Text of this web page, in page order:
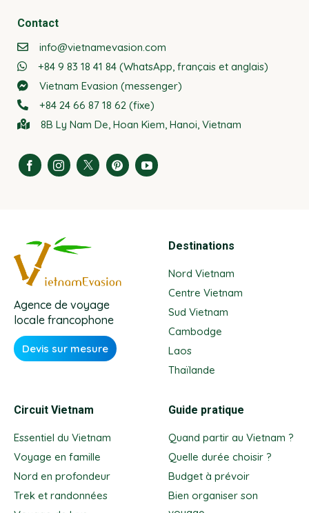
Contact
info@vietnamevasion.com
+84 9 83 18 41 84 (WhatsApp, français et anglais)
Vietnam Evasion (messenger)
+84 24 66 87 18 62 (fixe)
8B Ly Nam De, Hoan Kiem, Hanoi, Vietnam
Agence de voyage
locale francophone
Devis sur mesure
Destinations
Nord Vietnam
Centre Vietnam
Sud Vietnam
Cambodge
Laos
Thaïlande
Circuit Vietnam
Essentiel du Vietnam
Voyage en famille
Nord en profondeur
Trek et randonnées
Guide pratique
Quand partir au Vietnam ?
Quelle durée choisir ?
Budget à prévoir
Bien organiser son